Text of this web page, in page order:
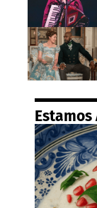
Estamos